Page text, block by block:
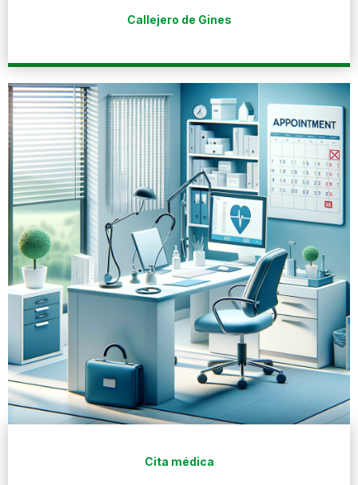
Callejero de Gines
Cita médica